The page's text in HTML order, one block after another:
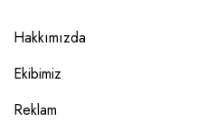
Hakkımızda
Ekibimiz
Reklam